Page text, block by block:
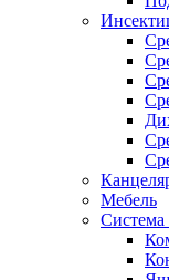
Мебель
Система